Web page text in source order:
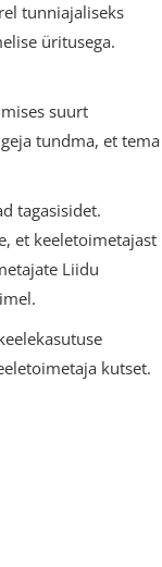
tunniajaliseks
üritusega.
suurt
tundma, et tema
tagasisidet.
et keeletoimetajast
Liidu
kutset.